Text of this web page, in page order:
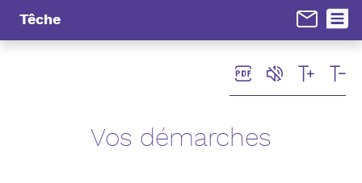
Têche
Vos démarches